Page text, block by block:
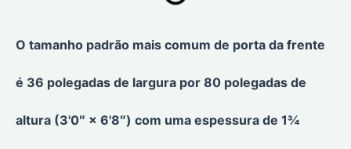
O tamanho padrão mais comum de porta da frente
é 36 polegadas de largura por 80 polegadas de
altura (3'0″ × 6'8″) com uma espessura de 1¾